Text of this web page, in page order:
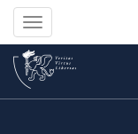
Toggle
navigation